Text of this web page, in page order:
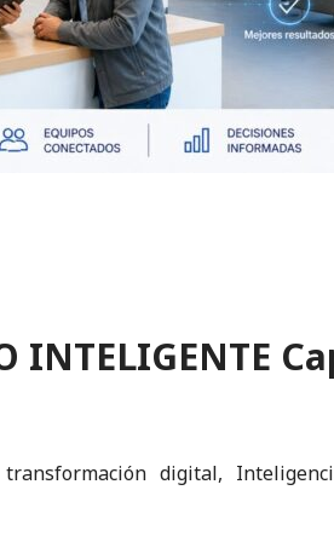
INTELIGENTE
digital,